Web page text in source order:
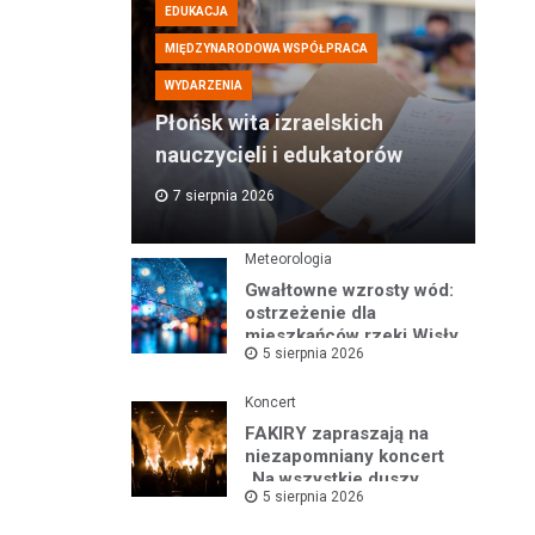
EDUKACJA
MIĘDZYNARODOWA WSPÓŁPRACA
WYDARZENIA
Płońsk wita izraelskich
nauczycieli i edukatorów
7 sierpnia 2026
Meteorologia
Gwałtowne wzrosty wód:
ostrzeżenie dla
mieszkańców rzeki Wisły
i okolic
5 sierpnia 2026
Koncert
FAKIRY zapraszają na
niezapomniany koncert
„Na wszystkie duszy
nastroje”
5 sierpnia 2026